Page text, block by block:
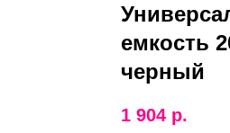
емкость
черный
1 904 р.